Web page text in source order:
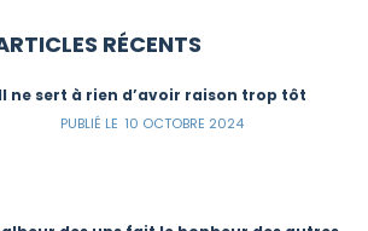
RÉCENTS
Il ne sert à rien d’avoir raison trop tôt
10 OCTOBRE 2024